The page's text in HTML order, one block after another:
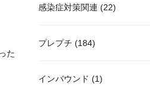
た
感染症対策関連 (22)
プレプチ (184)
インバウンド (1)